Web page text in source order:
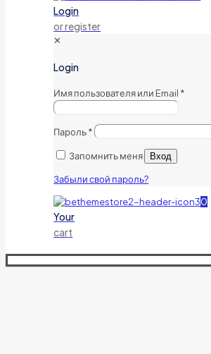
Login
or register
✕
Login
Имя пользователя или Email *
Пароль*
Запомнить меня Вход
Забыли свой пароль?
0
Your
cart